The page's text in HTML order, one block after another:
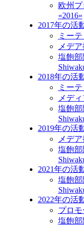
欧州
«2016»
2017年の活
ミー
メデ
塩飽部
2018年の活
ミー
メデ
塩飽部
2019年の活
メデ
塩飽部
2021年の活
塩飽部
2022年の活
プロ
塩飽部